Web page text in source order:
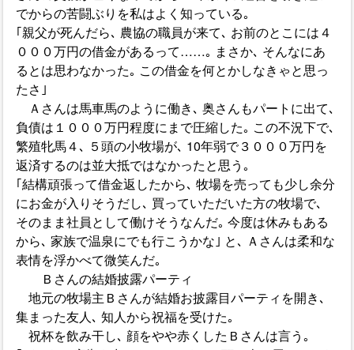
でからの苦闘ぶりを私はよく知っている｡
｢親父が死んだら､ 農協の職員が来て､ お前のとこには４
０００万円の借金があるって……｡ まさか､ そんなにあ
るとは思わなかった｡ この借金を何とかしなきゃと思っ
たさ｣
Ａさんは馬車馬のように働き､ 奥さんもパートに出て､
負債は１０００万円程度にまで圧縮した｡ この不況下で､
繁殖牝馬４､ ５頭の小牧場が､ 10年弱で３０００万円を
返済するのは並大抵ではなかったと思う｡
｢結構頑張って借金返したから､ 牧場を売っても少し余分
にお金が入りそうだし､ 買っていただいた方の牧場で､
そのまま社員として働けそうなんだ｡ 今度は休みもある
から､ 家族で温泉にでも行こうかな｣ と､ Ａさんは柔和な
表情を浮かべて微笑んだ｡
Ｂさんの結婚披露パーティ
地元の牧場主Ｂさんが結婚お披露目パーティを開き､
集まった友人､ 知人から祝福を受けた｡
祝杯を飲み干し､ 顔をやや赤くしたＢさんは言う｡